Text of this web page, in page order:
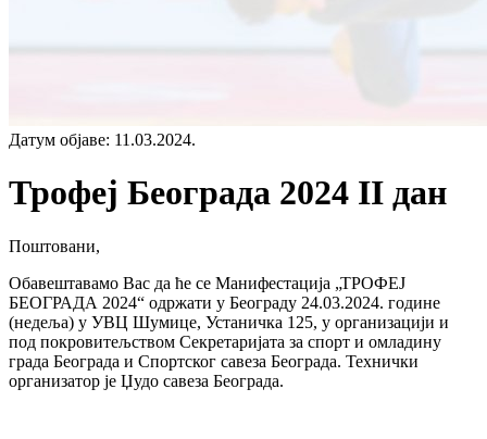
Датум објаве: 11.03.2024.
Трофеј Београда 2024 II дан
Поштовани,
Обавештавамо Вас да ће се Манифестација „ТРОФЕЈ
БЕОГРАДА 2024“ одржати у Београду 24.03.2024. године
(недеља) у УВЦ Шумице, Устаничка 125, у организацији и
под покровитељством Секретаријата за спорт и омладину
града Београда и Спортског савеза Београда. Технички
организатор је Џудо савеза Београда.